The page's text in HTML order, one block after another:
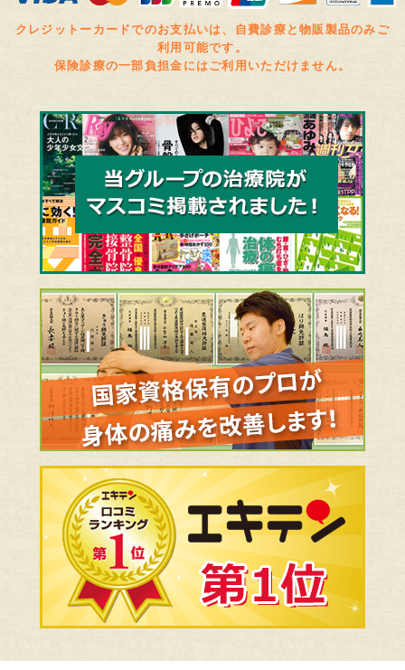
クレジットーカードでのお支払いは、自費診療と物販製品のみご
利用可能です。
保険診療の一部負担金にはご利用いただけません。